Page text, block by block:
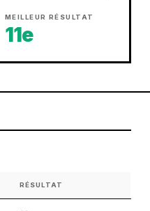
MEILLEUR RÉSULTAT
11e
RÉSULTAT